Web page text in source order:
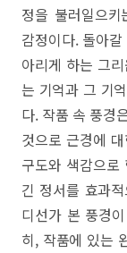
정을 불러일으
감정이다. 돌아
아리게 하는 그
는 기억과 그 기
다. 작품 속 풍경
것으로 근경에
구도와 색감으
긴 정서를 효과
디선가 본 풍경
히, 작품에 있는